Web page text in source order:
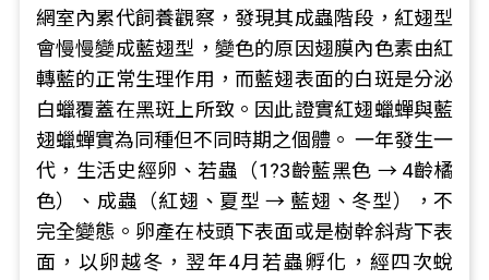
網室內累代飼養觀察，發現其成蟲階段，紅翅型
會慢慢變成藍翅型，變色的原因翅膜內色素由紅
轉藍的正常生理作用，而藍翅表面的白斑是分泌
白蠟覆蓋在黑斑上所致。因此證實紅翅蠟蟬與藍
翅蠟蟬實為同種但不同時期之個體。 一年發生一
代，生活史經卵、若蟲（1?3齡藍黑色 → 4齡橘
色）、成蟲（紅翅、夏型 → 藍翅、冬型），不
完全變態。卵產在枝頭下表面或是樹幹斜背下表
面，以卵越冬，翌年4月若蟲孵化，經四次蛻